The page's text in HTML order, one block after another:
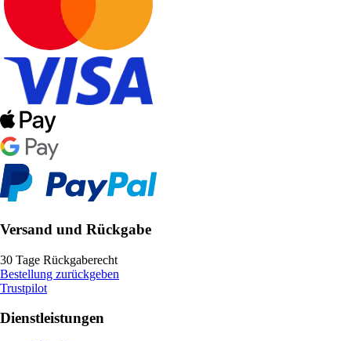
Versand und Rückgabe
30 Tage Rückgaberecht
Bestellung zurückgeben
Trustpilot
Dienstleistungen